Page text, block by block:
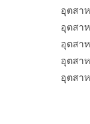
อุตสา
อุตสา
อุตสา
อุตสา
อุตสา